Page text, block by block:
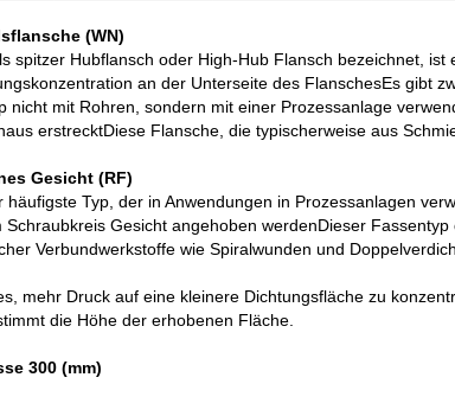
(WN)
spitzer Hubflansch oder High-Hub Flansch bezeichnet,
an der Unterseite des FlanschesEs gibt
nicht mit Rohren, sondern mit einer Prozessanlage
erstrecktDiese Flansche, die typischerweise aus
Gesicht (RF)
Typ, der in Anwendungen in Prozessanlagen
Gesicht angehoben werdenDieser
Verbundwerkstoffe wie Spiralwunden und
mehr Druck auf eine kleinere Dichtungsfläche zu
die Höhe der erhobenen Fläche.
300 (mm)